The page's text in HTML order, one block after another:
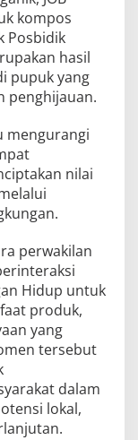
kompos
Posbidik
hasil
pupuk yang
penghijauan.
mengurangi
nilai
perwakilan
Hidup untuk
produk,
yang
tersebut
dalam
lokal,